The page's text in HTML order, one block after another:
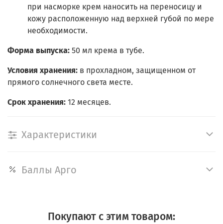
при насморке крем наносить на переносицу и
кожу расположенную над верхней губой по мере
необходимости.
Форма выпуска: 50 мл крема в тубе.
Условия хранения: в прохладном, защищенном от
прямого солнечного света месте.
Срок хранения: 12 месяцев.
Характеристики
Баллы Арго
Покупают с этим товаром: